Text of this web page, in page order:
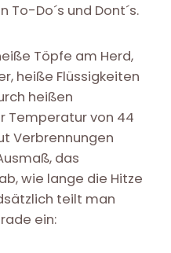
Do´s und Dont´s.
Töpfe am Herd,
heiße Flüssigkeiten
heißen
Temperatur von 44
Verbrennungen
das
wie lange die Hitze
teilt man
ein: